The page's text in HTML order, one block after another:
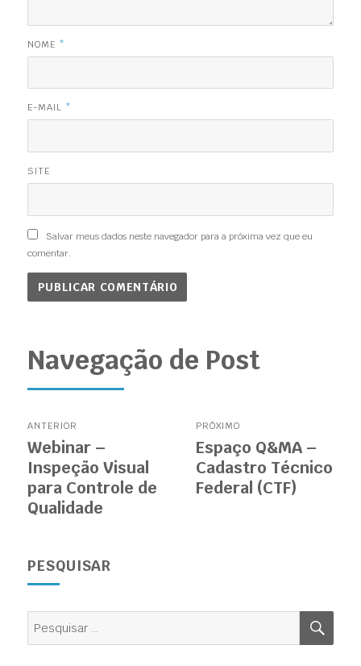
NOME *
E-MAIL *
SITE
Salvar meus dados neste navegador para a próxima vez que eu
comentar.
Navegação de Post
ANTERIOR
Webinar –
Inspeção Visual
para Controle de
Qualidade
PRÓXIMO
Espaço Q&MA –
Cadastro Técnico
Federal (CTF)
PESQUISAR